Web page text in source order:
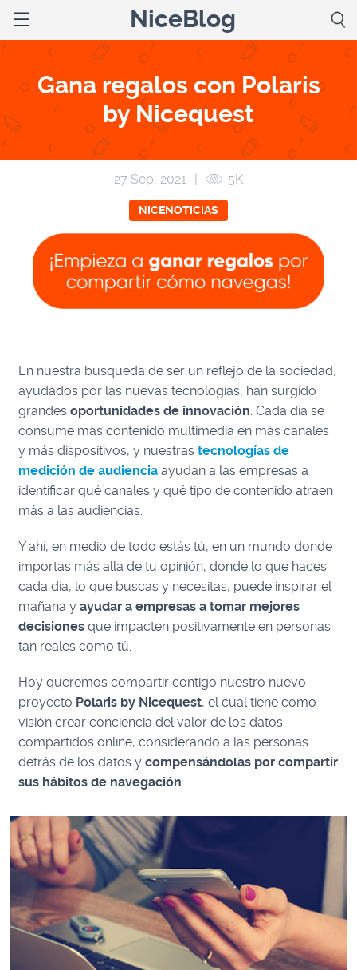
NiceBlog
Gana regalos con Polaris
by Nicequest
27 Sep, 2021 | 5K
NICENOTICIAS
En nuestra búsqueda de ser un reflejo de la sociedad,
ayudados por las nuevas tecnologías, han surgido
grandesoportunidades de innovación. Cada día se
consume más contenido multimedia en más canales
y más dispositivos, y nuestrastecnologías de
medición de audiencia ayudan a las empresas a
identificar qué canales y qué tipo de contenido atraen
más a las audiencias.
Y ahí, en medio de todo estás tú, en un mundo donde
importas más allá de tu opinión, donde lo que haces
cada día, lo que buscas y necesitas, puede inspirar el
mañana yayudar a empresas a tomar mejores
decisiones que impacten positivamente en personas
tan reales como tú.
Hoy queremos compartir contigo nuestro nuevo
proyecto Polaris by Nicequest, el cual tiene como
visión crear conciencia del valor de los datos
compartidos online, considerando a las personas
detrás de los datos ycompensándolas por compartir
sus hábitos de navegación.